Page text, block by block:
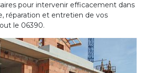
pour intervenir efficacement dans
réparation et entretien de vos
le 06390.